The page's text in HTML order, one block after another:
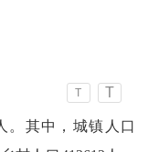
T T
。其中，城镇人口